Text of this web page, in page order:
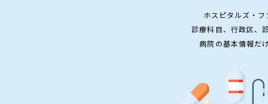
ホスピタルズ・
診療科目、行政区、
病院の基本情報だ